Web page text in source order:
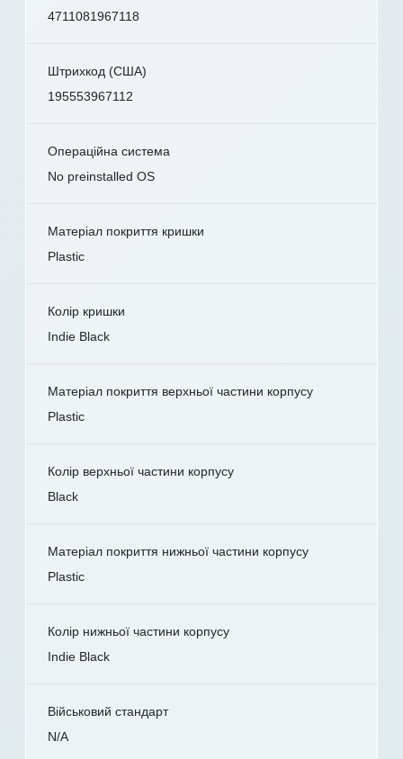
4711081967118
Штрихкод (США)
195553967112
Операційна система
No preinstalled OS
Матеріал покриття кришки
Plastic
Колір кришки
Indie Black
Матеріал покриття верхньої частини корпусу
Plastic
Колір верхньої частини корпусу
Black
Матеріал покриття нижньої частини корпусу
Plastic
Колір нижньої частини корпусу
Indie Black
Військовий стандарт
N/A